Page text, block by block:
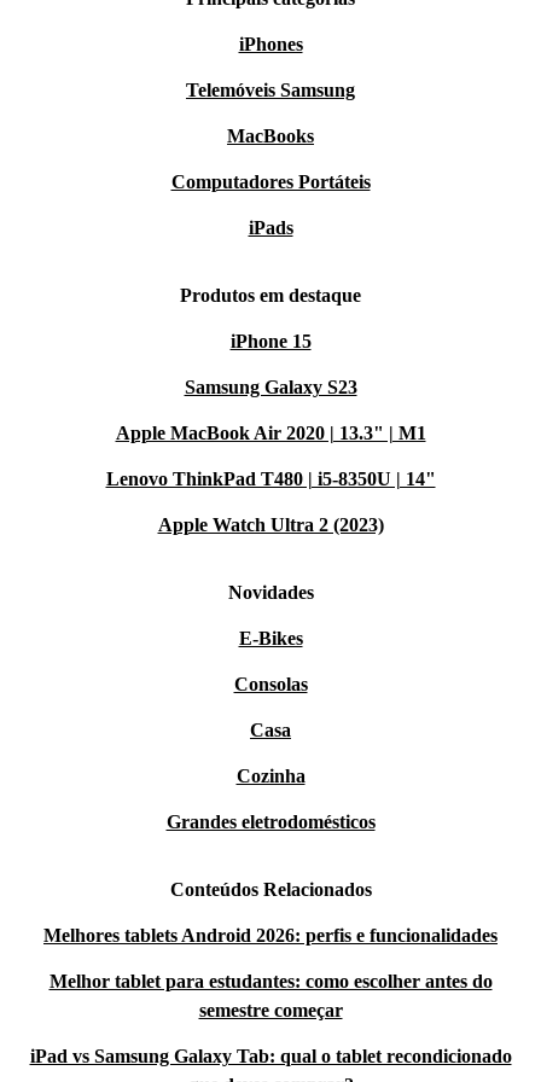
iPhones
Telemóveis Samsung
MacBooks
Computadores Portáteis
iPads
Produtos em destaque
iPhone 15
Samsung Galaxy S23
Apple MacBook Air 2020 | 13.3" | M1
Lenovo ThinkPad T480 | i5-8350U | 14"
Apple Watch Ultra 2 (2023)
Novidades
E-Bikes
Consolas
Casa
Cozinha
Grandes eletrodomésticos
Conteúdos Relacionados
Melhores tablets Android 2026: perfis e funcionalidades
Melhor tablet para estudantes: como escolher antes do
semestre começar
iPad vs Samsung Galaxy Tab: qual o tablet recondicionado